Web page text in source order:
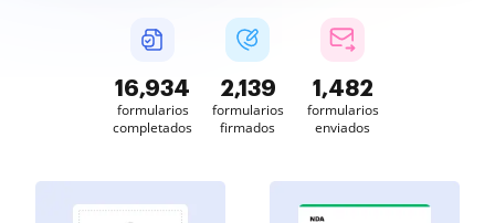
16,935
formularios
completados
2,139
formularios
firmados
1,482
formularios
enviados